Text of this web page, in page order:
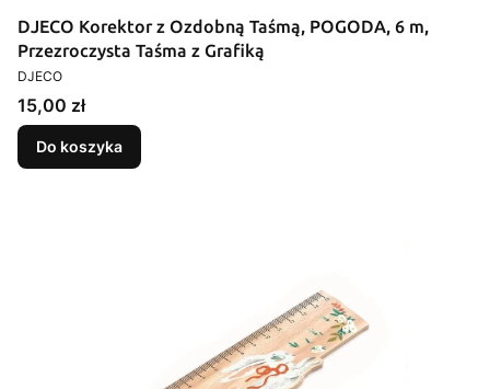
DJECO Korektor z Ozdobną Taśmą, POGODA, 6 m,
Przezroczysta Taśma z Grafiką
PRODUCENT
DJECO
Cena
15,00 zł
Do koszyka